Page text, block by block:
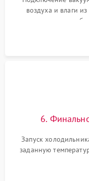
воздуха и влаги
дозированным
электронным весам.
6.
Запуск
заданную
компрессора,
срабатывания